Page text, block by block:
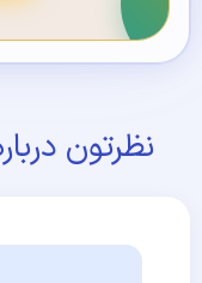
نظرتون